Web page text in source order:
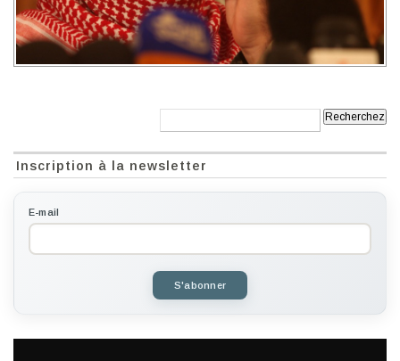
Inscription à la newsletter
E-mail
S'abonner